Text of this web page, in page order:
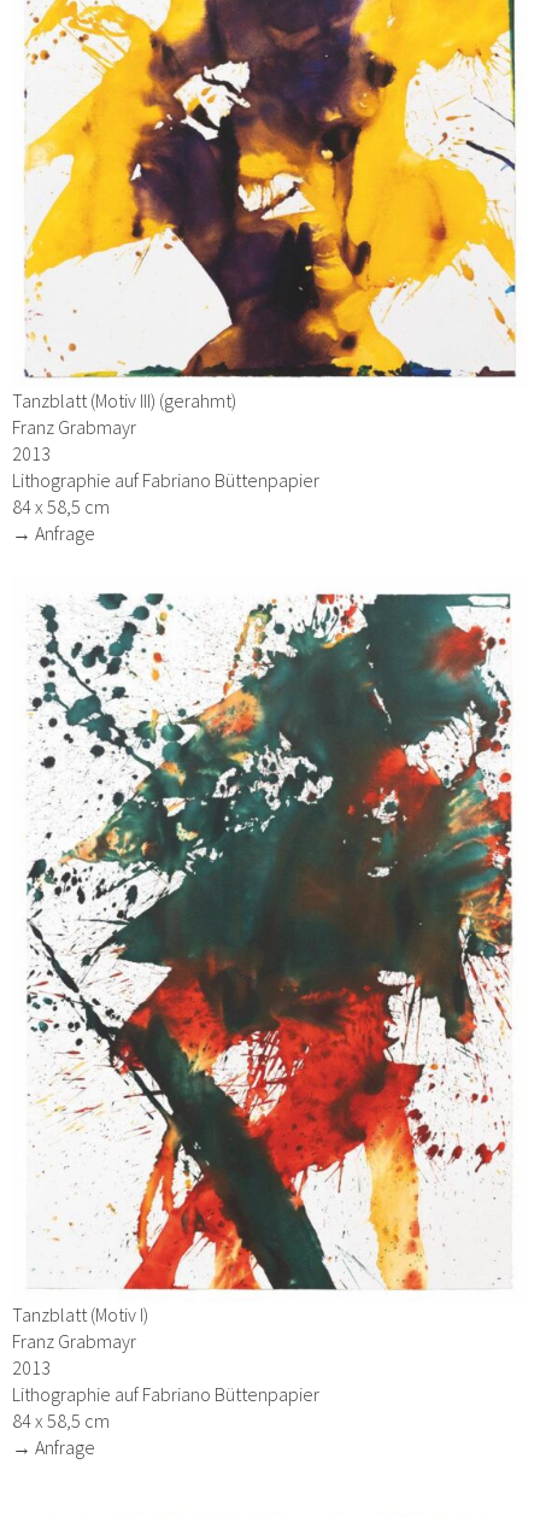
Tanzblatt (Motiv III) (gerahmt)
Franz Grabmayr
2013
Lithographie auf Fabriano Büttenpapier
84 x 58,5 cm
→ Anfrage
Tanzblatt (Motiv I)
Franz Grabmayr
2013
Lithographie auf Fabriano Büttenpapier
84 x 58,5 cm
→ Anfrage